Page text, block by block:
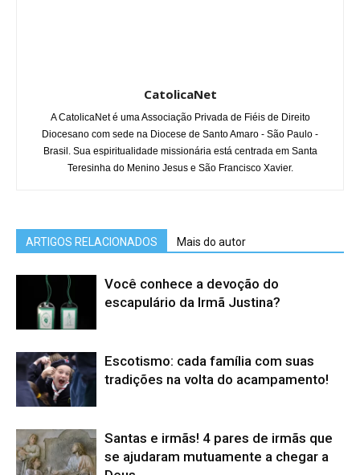
CatolicaNet
A CatolicaNet é uma Associação Privada de Fiéis de Direito
Diocesano com sede na Diocese de Santo Amaro - São Paulo -
Brasil. Sua espiritualidade missionária está centrada em Santa
Teresinha do Menino Jesus e São Francisco Xavier.
ARTIGOS RELACIONADOS Mais do autor
Você conhece a devoção do
escapulário da Irmã Justina?
Escotismo: cada família com suas
tradições na volta do acampamento!
Santas e irmãs! 4 pares de irmãs que
se ajudaram mutuamente a chegar a